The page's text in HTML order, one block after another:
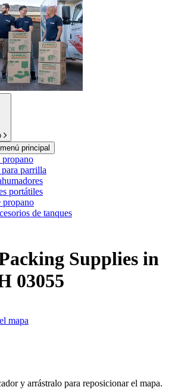
principal
propano
parrilla
portátiles
propano
de tanques
Supplies in
03055
mapa
y arrástralo para reposicionar el mapa.